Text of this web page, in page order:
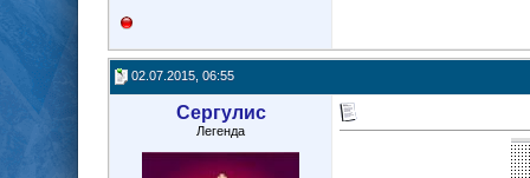
02.07.2015, 06:55
Сергулис
Легенда